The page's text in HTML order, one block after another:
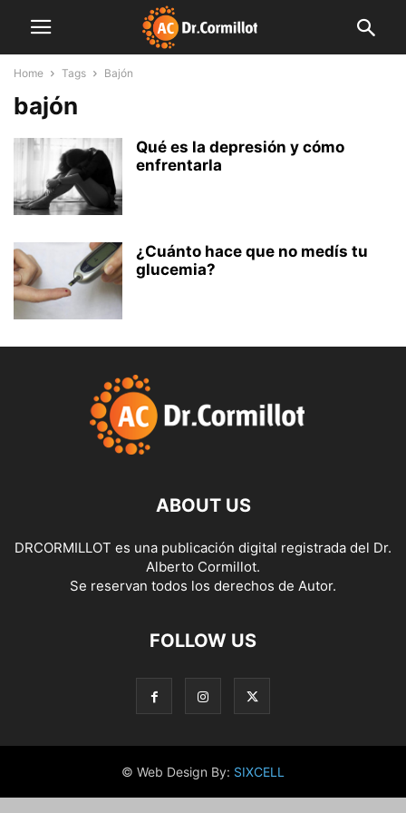
Home Tags Bajón
bajón
Qué es la depresión y cómo
enfrentarla
¿Cuánto hace que no medís tu
glucemia?
ABOUT US
DRCORMILLOT es una publicación digital registrada del Dr.
Alberto Cormillot.
Se reservan todos los derechos de Autor.
FOLLOW US
© Web Design By: SIXCELL